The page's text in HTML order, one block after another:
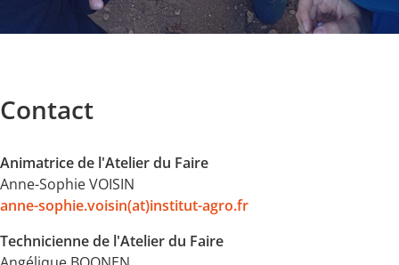
Contact
Animatrice de l'Atelier du Faire
Anne-Sophie VOISIN
anne-sophie.voisin(at)institut-agro.fr
Technicienne de l'Atelier du Faire